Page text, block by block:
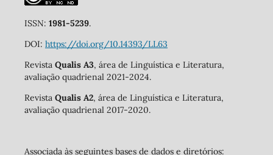
ISSN: 1981-5239.
DOI: https://doi.org/10.14393/LL63
Revista Qualis A3, área de Linguística e Literatura,
avaliação quadrienal 2021-2024.
Revista Qualis A2, área de Linguística e Literatura,
avaliação quadrienal 2017-2020.
Associada às seguintes bases de dados e diretórios: